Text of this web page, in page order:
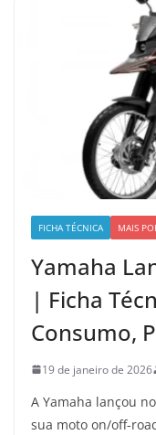
FICHA TÉCNICA MAIS
Yamaha
| Ficha
Consumo,
19 de janeiro de 2026
A Yamaha lançou
sua moto on/off-